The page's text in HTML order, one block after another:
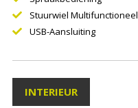
Stuurwiel Multifunctioneel
USB-Aansluiting
INTERIEUR